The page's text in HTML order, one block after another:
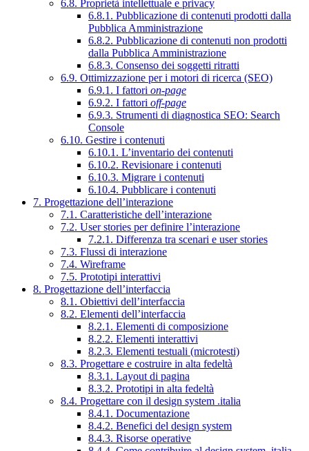
6.8. Proprietà intellettuale e privacy
6.8.1. Pubblicazione di contenuti prodotti dalla
Pubblica Amministrazione
6.8.2. Pubblicazione di contenuti non prodotti
dalla Pubblica Amministrazione
6.8.3. Consenso dei soggetti ritratti
6.9. Ottimizzazione per i motori di ricerca (SEO)
6.9.1. I fattori on-page
6.9.2. I fattori off-page
6.9.3. Strumenti di diagnostica SEO: Search
Console
6.10. Gestire i contenuti
6.10.1. L’inventario dei contenuti
6.10.2. Revisionare i contenuti
6.10.3. Migrare i contenuti
6.10.4. Pubblicare i contenuti
7. Progettazione dell’interazione
7.1. Caratteristiche dell’interazione
7.2. User stories per definire l’interazione
7.2.1. Differenza tra scenari e user stories
7.3. Flussi di interazione
7.4. Wireframe
7.5. Prototipi interattivi
8. Progettazione dell’interfaccia
8.1. Obiettivi dell’interfaccia
8.2. Elementi dell’interfaccia
8.2.1. Elementi di composizione
8.2.2. Elementi interattivi
8.2.3. Elementi testuali (microtesti)
8.3. Progettare e costruire in alta fedeltà
8.3.1. Layout di pagina
8.3.2. Prototipi in alta fedeltà
8.4. Progettare con il design system .italia
8.4.1. Documentazione
8.4.2. Benefici del design system
8.4.3. Risorse operative